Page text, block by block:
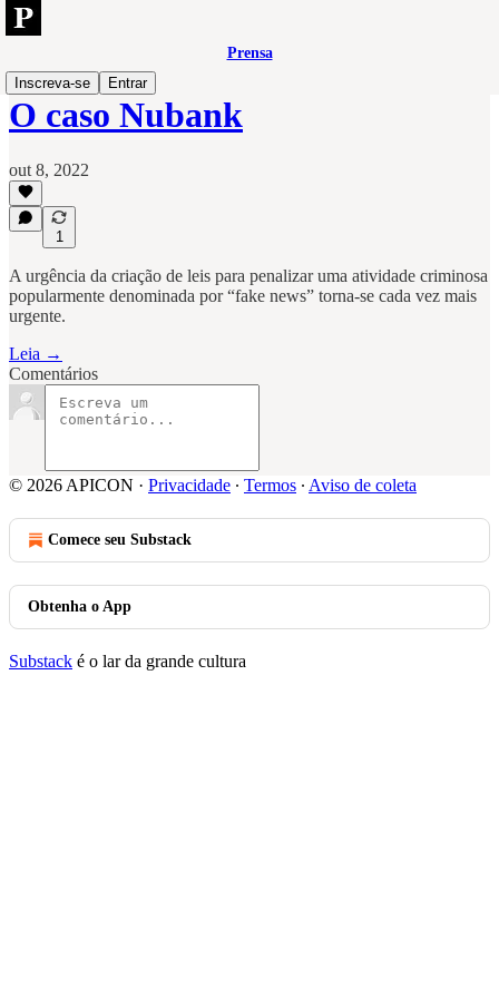
Prensa
Inscreva-se
Entrar
O caso Nubank
out 8, 2022
1
A urgência da criação de leis para penalizar uma atividade criminosa
popularmente denominada por “fake news” torna-se cada vez mais
urgente.
Leia →
Comentários
© 2026 APICON · Privacidade ∙ Termos ∙ Aviso de coleta
Comece seu Substack
Obtenha o App
Substack é o lar da grande cultura